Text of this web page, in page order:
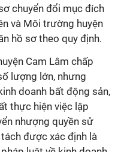
chuyển đổi mục đích
và Môi trường huyện
hồ sơ theo quy định.
Cam Lâm chấp
lượng lớn, nhưng
doanh bất động sản,
thực hiện việc lập
nhượng quyền sử
được xác định là